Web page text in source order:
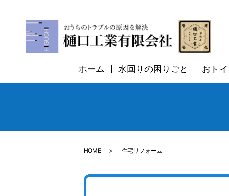
ホーム 水回りの困りごと おト
HOME 住宅リフォーム